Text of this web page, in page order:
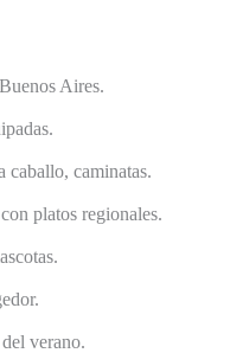
Aires.
caballo, caminatas.
platos regionales.
verano.